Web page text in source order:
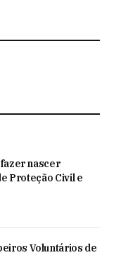
nascer
Proteção Civil e
Voluntários de